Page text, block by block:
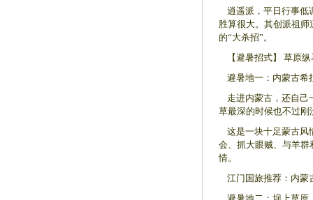
逍遥派，平日行事低
胜算很大。其创派祖
的“大杀招”。
【避暑招式】 草原纵
避暑地一：内蒙古希
走进内蒙古，还自己
草最深的时候也不过刚
这是一块十足蒙古风
会、抓大眼贼、与羊
情。
江门国旅推荐：内蒙